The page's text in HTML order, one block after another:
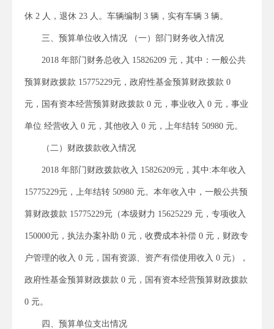
休 2 人，退休 23 人。车辆编制 3 辆，实有车辆 3 辆。
三、预算单位收入情况 （一）部门财务收入情况
2018 年部门财务总收入 15826209 元，其中：一般公共
预算财政拨款 15775229元，政府性基金预算财政拨款 0
元，国有资本经营预算财政拨款 0 元，事业收入 0 元，事业
单位 经营收入 0 元，其他收入 0 元，上年结转 50980 元。
（二）财政拨款收入情况
2018 年部门财政拨款收入 15826209元，其中:本年收入
15775229元，上年结转 50980 元。本年收入中，一般公共预
算财政拨款 15775229元（本级财力 15625229 元，专项收入
150000元，执法办案补助 0 元，收费成本补偿 0 元，财政专
户管理的收入 0 元，国有资源、资产有偿使用收入 0 元），
政府性基金预算财政拨款 0 元，国有资本经营预算财政拨款
0 元。
四、预算单位支出情况